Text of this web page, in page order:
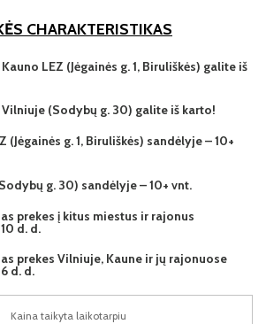
CHARAKTERISTIKAS
LEZ (Jėgainės g. 1, Biruliškės) galite iš
(Sodybų g. 30) galite iš karto!
(Jėgainės g. 1, Biruliškės) sandėlyje – 10+
g. 30) sandėlyje – 10+ vnt.
prekes į kitus miestus ir rajonus
d. d.
prekes Vilniuje, Kaune ir jų rajonuose
d. d.
Kaina taikyta laikotarpiu